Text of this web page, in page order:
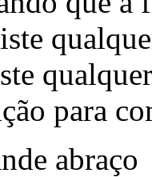
para
abraço